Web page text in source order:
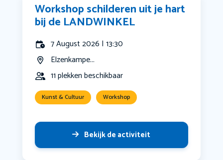
Workshop schilderen uit je hart
bij de LANDWINKEL
7 August 2026 | 13:30
Elzenkampe...
11 plekken beschikbaar
Kunst & Cultuur Workshop
Bekijk de activiteit